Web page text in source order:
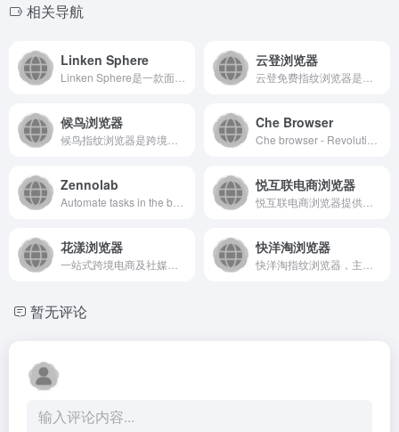
相关导航
Linken Sphere 云登浏览器
候鸟浏览器 Che Browser
Zennolab 悦互联电商浏览器
花漾浏览器 快洋淘浏览器
暂无评论